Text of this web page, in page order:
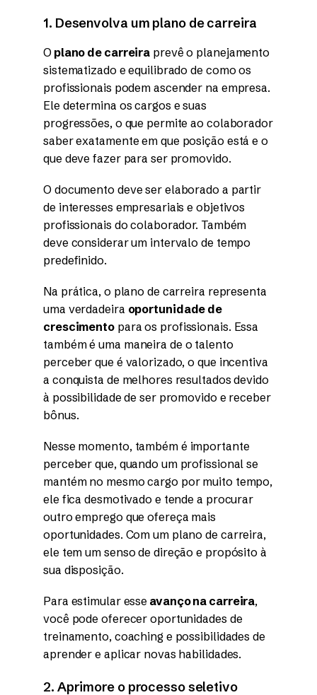
1. Desenvolva um plano de carreira
O plano de carreira prevê o planejamento
sistematizado e equilibrado de como os
profissionais podem ascender na empresa.
Ele determina os cargos e suas
progressões, o que permite ao colaborador
saber exatamente em que posição está e o
que deve fazer para ser promovido.
O documento deve ser elaborado a partir
de interesses empresariais e objetivos
profissionais do colaborador. Também
deve considerar um intervalo de tempo
predefinido.
Na prática, o plano de carreira representa
uma verdadeira oportunidade de
crescimentopara os profissionais. Essa
também é uma maneira de o talento
perceber que é valorizado, o que incentiva
a conquista de melhores resultados devido
à possibilidade de ser promovido e receber
bônus.
Nesse momento, também é importante
perceber que, quando um profissional se
mantém no mesmo cargo por muito tempo,
ele fica desmotivado e tende a procurar
outro emprego que ofereça mais
oportunidades. Com um plano de carreira,
ele tem um senso de direção e propósito à
sua disposição.
Para estimular esse avanço na carreira,
você pode oferecer oportunidades de
treinamento, coaching e possibilidades de
aprender e aplicar novas habilidades.
2. Aprimore o processo seletivo